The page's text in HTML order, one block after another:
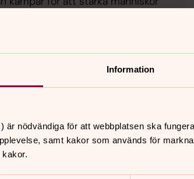
Information
är nödvändiga för att webbplatsen ska
samt kakor som används för
utbildning och hälsa. Tack för
ser olika ut. I natt vaknar miljontals